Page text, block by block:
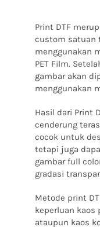
Print DTF
custom satuan
menggunakan
PET Film.
gambar akan
menggunakan
Hasil dari Print
cenderung
cocok untuk
tetapi juga
gambar full
gradasi
Metode print
keperluan kaos
ataupun kaos